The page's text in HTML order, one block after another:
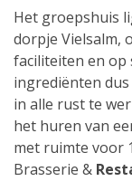
Het groepshuis
dorpje Vielsalm,
faciliteiten en op
ingrediënten
in alle rust te
het huren van
met ruimte voor
Brasserie &